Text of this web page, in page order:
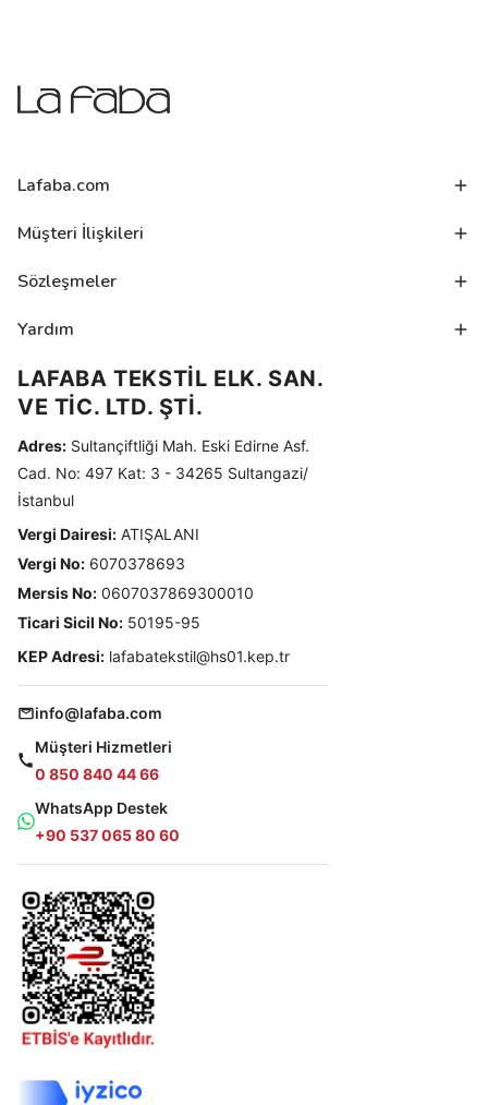
Lafaba.com
Müşteri İlişkileri
Sözleşmeler
Yardım
LAFABA TEKSTİL ELK. SAN.
VE TİC. LTD. ŞTİ.
Adres: Sultançiftliği Mah. Eski Edirne Asf.
Cad. No: 497 Kat: 3 - 34265 Sultangazi/
İstanbul
Vergi Dairesi: ATIŞALANI
Vergi No: 6070378693
Mersis No: 0607037869300010
Ticari Sicil No: 50195-95
KEP Adresi: lafabatekstil@hs01.kep.tr
info@lafaba.com
Müşteri Hizmetleri
0 850 840 44 66
WhatsApp Destek
+90 537 065 80 60